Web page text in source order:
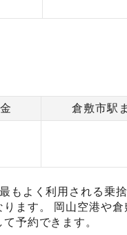
倉敷市駅
もよく利用される乗
ます。 岡山空港や倉
予約できます。